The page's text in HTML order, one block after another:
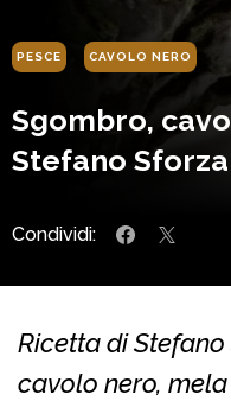
PESCE CAVOLO NERO
Sgombro,
Stefano Sforza
Condividi:
Ricetta di
cavolo nero, mela